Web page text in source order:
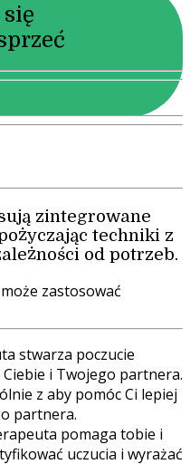
zintegrowane
techniki z
od potrzeb.
zastosować
stwarza poczucie
i Twojego partnera.
z aby pomóc Ci lepiej
partnera.
pomaga tobie i
uczucia i wyrażać